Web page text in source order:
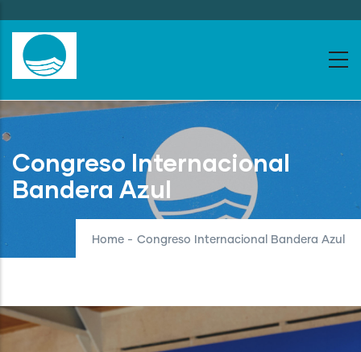
to
main
content
Congreso Internacional
Bandera Azul
Home - Congreso Internacional Bandera Azul